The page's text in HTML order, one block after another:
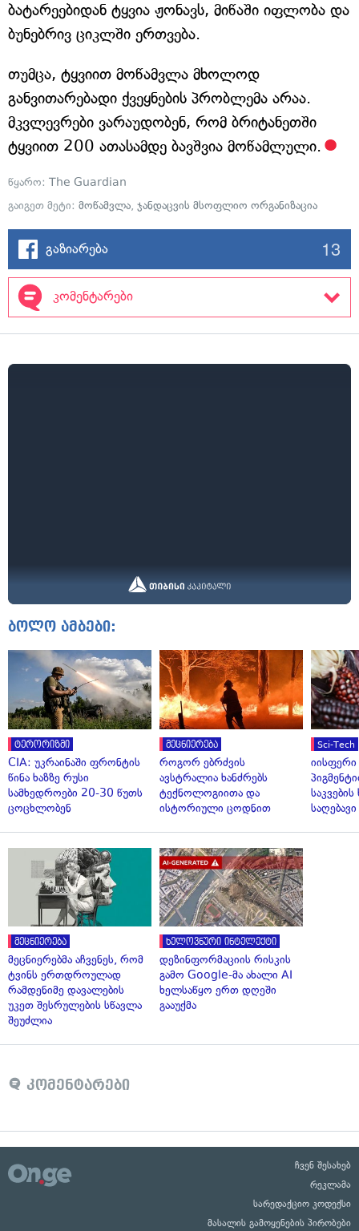
ბატარეებიდან ტყვია ჟონავს, მიწაში იფლობა და
ბუნებრივ ციკლში ერთვება.
თუმცა, ტყვიით მოწამვლა მხოლოდ
განვითარებადი ქვეყნების პრობლემა არაა.
მკვლევრები ვარაუდობენ, რომ ბრიტანეთში
ტყვიით 200 ათასამდე ბავშვია მოწამლული.
წყარო: The Guardian
გაიგეთ მეტი: მოწამვლა, ჯანდაცვის მსოფლიო ორგანიზაცია
გაზიარება 13
კომენტარები
ბოლო ამბები:
ტერორიზმი
CIA: უკრაინაში ფრონტის
წინა ხაზზე რუსი
სამხედროები 20-30 წუთს
ცოცხლობენ
მეცნიერება
როგორ ებრძვის
ავსტრალია ხანძრებს
ტექნოლოგიითა და
ისტორიული ცოდნით
Sci-Tech
იისფერი
მეცნიერება
მეცნიერებმა აჩვენეს, რომ
ტვინს ერთდროულად
რამდენიმე დავალების
უკეთ შესრულების სწავლა
შეუძლია
ხელოვნური ინტელექტი
დეზინფორმაციის რისკის
გამო Google-მა ახალი AI
ხელსაწყო ერთ დღეში
გააუქმა
კომენტარები
ჩვენ შესახებ
რეკლამა
სარედაქციო კოდექსი
მასალის გამოყენების პირობები